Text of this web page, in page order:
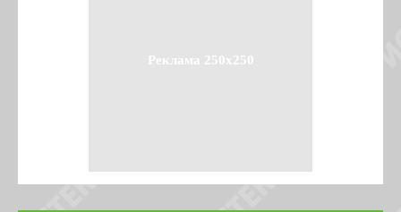
Реклама 250x250